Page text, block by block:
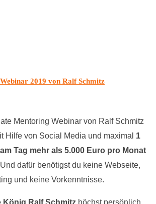
2019 von Ralf Schmitz
Mentoring Webinar von Ralf Schmitz
Hilfe von Social Media und maximal 1
Tag mehr als 5.000 Euro pro Monat
dafür benötigst du keine Webseite,
und keine Vorkenntnisse.